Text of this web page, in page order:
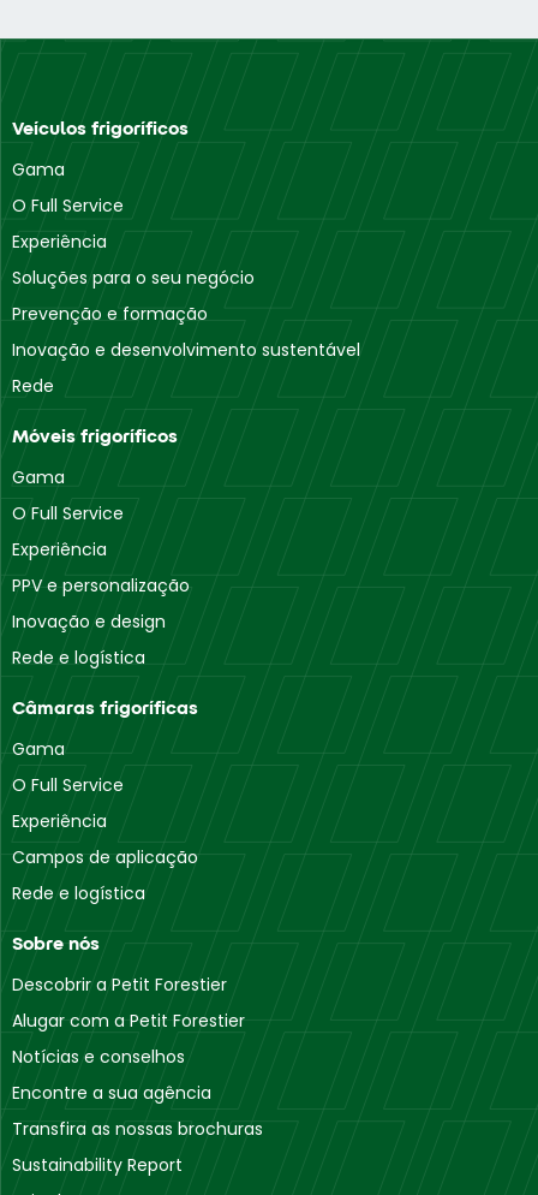
Veículos frigoríficos
Gama
O Full Service
Experiência
Soluções para o seu negócio
Prevenção e formação
Inovação e desenvolvimento sustentável
Rede
Móveis frigoríficos
Gama
O Full Service
Experiência
PPV e personalização
Inovação e design
Rede e logística
Câmaras frigoríficas
Gama
O Full Service
Experiência
Campos de aplicação
Rede e logística
Sobre nós
Descobrir a Petit Forestier
Alugar com a Petit Forestier
Notícias e conselhos
Encontre a sua agência
Transfira as nossas brochuras
Sustainability Report